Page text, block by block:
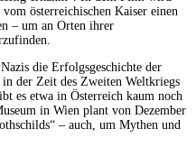
österreichischen Kaiser einen
– um an Orten ihrer
die Erfolgsgeschichte der
der Zeit des Zweiten Weltkriegs
es etwa in Österreich kaum noch
in Wien plant von Dezember
– auch, um Mythen und